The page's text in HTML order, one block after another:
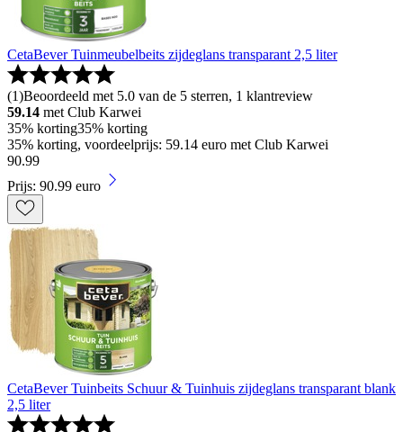
CetaBever Tuinmeubelbeits zijdeglans transparant 2,5 liter
(1)Beoordeeld met 5.0 van de 5 sterren, 1 klantreview
59.14 met Club Karwei
35% korting35% korting
35% korting, voordeelprijs: 59.14 euro met Club Karwei
90.99
Prijs: 90.99 euro
CetaBever Tuinbeits Schuur & Tuinhuis zijdeglans transparant blank
2,5 liter